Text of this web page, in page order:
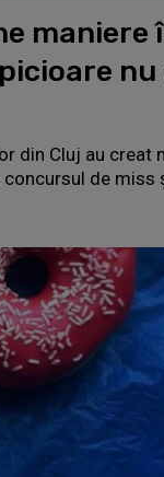
maniere
nu
din Cluj au creat
de miss